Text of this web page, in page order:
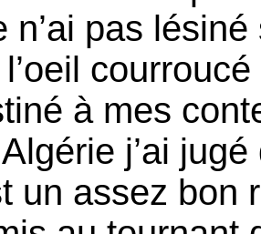
n’ai pas
l’oeil
à mes
j’ai
un assez bon